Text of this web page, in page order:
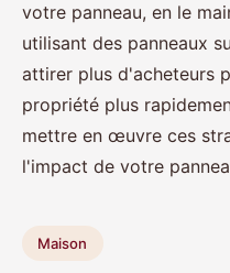
votre panneau, en le
utilisant des panneaux
attirer plus d'acheteurs
propriété plus
mettre en œuvre ces
l'impact de votre
Maison